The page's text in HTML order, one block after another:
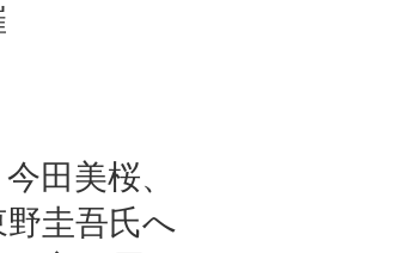
田美桜、
圭吾氏へ